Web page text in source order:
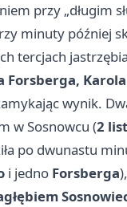
przy „długim
minuty później
tercjach
Forsberga,
wynik.
w Sosnowcu (2
po dwunastu
i jedno Forsberga